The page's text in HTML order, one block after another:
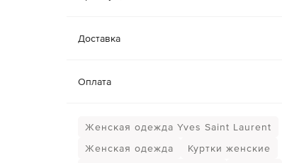
Доставка
Оплата
Женская одежда Yves Saint Laurent
Женская одежда
Куртки женские